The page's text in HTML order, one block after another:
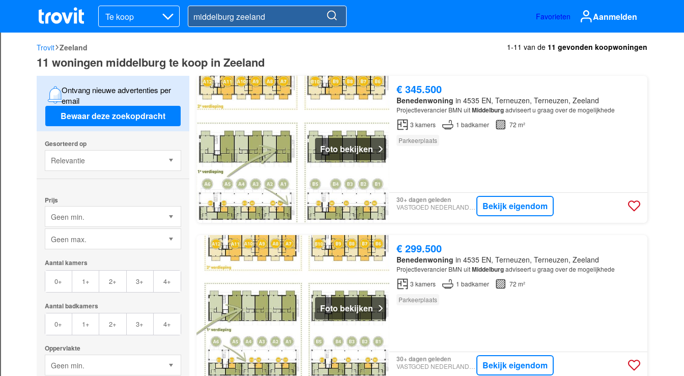
Te koop Favorieten Aanmelden
Trovit Zeeland 1-11 van de 11 gevonden koopwoningen
11 woningen middelburg te koop in Zeeland
Ontvang nieuwe advertenties per
email
Bewaar deze zoekopdracht
Gesorteerd op
Relevantie
Prijs
Geen min.
Geen max.
Aantal kamers
0+ 1+ 2+ 3+ 4+
Aantal badkamers
0+ 1+ 2+ 3+ 4+
Oppervlakte
Geen min.
Foto bekijken
€ 345.500
Benedenwoning in 4535 EN, Terneuzen, Terneuzen, Zeeland
Projectleverancier BMN uitMiddelburgadviseert u graag over de mogelijkhede
3 kamers 1 badkamer
72 m²
Parkeerplaats
30+ dagen geleden
VASTGOED NEDERLAND - WOONCOACH Bekijk eigendom
Foto bekijken
€ 299.500
Benedenwoning in 4535 EN, Terneuzen, Terneuzen, Zeeland
Projectleverancier BMN uitMiddelburgadviseert u graag over de mogelijkhede
3 kamers 1 badkamer
72 m²
Parkeerplaats
30+ dagen geleden
VASTGOED NEDERLAND - WOONCOACH Bekijk eigendom